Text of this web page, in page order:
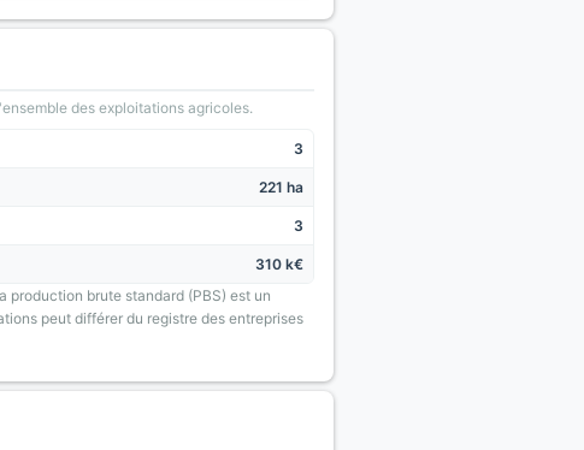
des exploitations agricoles.
3
221 ha
3
310 k€
brute standard (PBS) est un
peut différer du registre des entreprises